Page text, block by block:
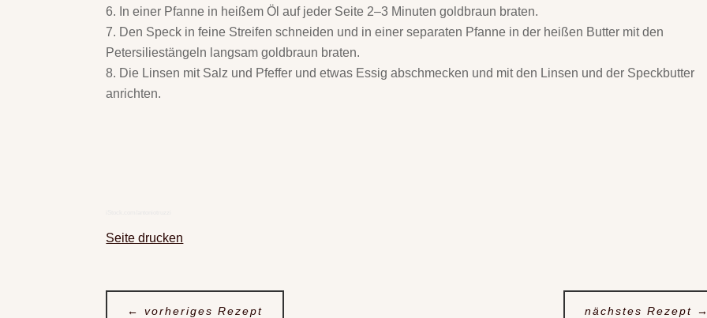
In einer Pfanne in heißem Öl auf jeder Seite 2–3 Minuten goldbraun braten.
Den Speck in feine Streifen schneiden und in einer separaten Pfanne in der heißen Butter mit den
Petersiliestängeln langsam goldbraun braten.
Die Linsen mit Salz und Pfeffer und etwas Essig abschmecken und mit den Linsen und der Speckbutter
anrichten.
Seite drucken
←vorheriges Rezept nächstes Rezept